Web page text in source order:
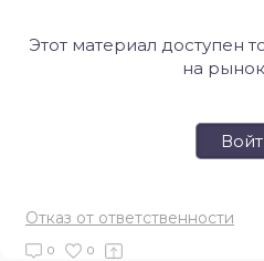
Этот материал доступен
на
Отказ от ответственности
0 0